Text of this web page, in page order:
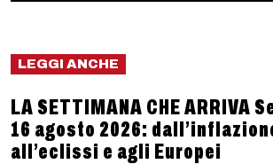
LEGGI ANCHE
LA SETTIMANA CHE ARRIVA
16 agosto 2026:
all’eclissi e agli Europei